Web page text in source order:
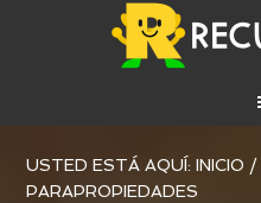
USTED ESTÁ AQUÍ:INICIO /
PARAPROPIEDADES